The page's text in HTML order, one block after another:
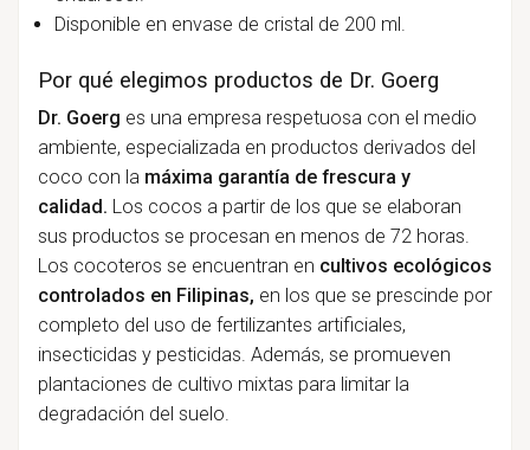
Disponible en envase de cristal de 200 ml.
Por qué elegimos productos de Dr. Goerg
Dr. Goerg es una empresa respetuosa con el medio
ambiente, especializada en productos derivados del
coco con la máxima garantía de frescura y
calidad. Los cocos a partir de los que se elaboran
sus productos se procesan en menos de 72 horas.
Los cocoteros se encuentran en cultivos ecológicos
controlados en Filipinas, en los que se prescinde por
completo del uso de fertilizantes artificiales,
insecticidas y pesticidas. Además, se promueven
plantaciones de cultivo mixtas para limitar la
degradación del suelo.